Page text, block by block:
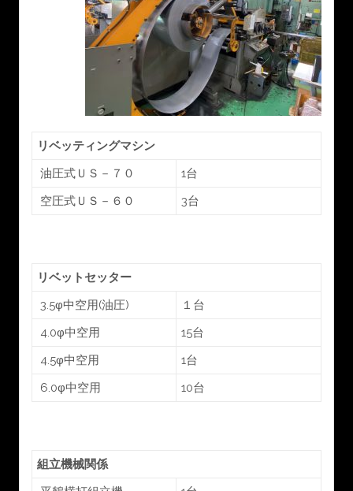
リベッティングマシン
油圧式ＵＳ－７０
1台
空圧式ＵＳ－６０
3台
リベットセッター
3.5φ中空用(油圧)
１台
4.0φ中空用
15台
4.5φ中空用
1台
6.0φ中空用
10台
組立機械関係